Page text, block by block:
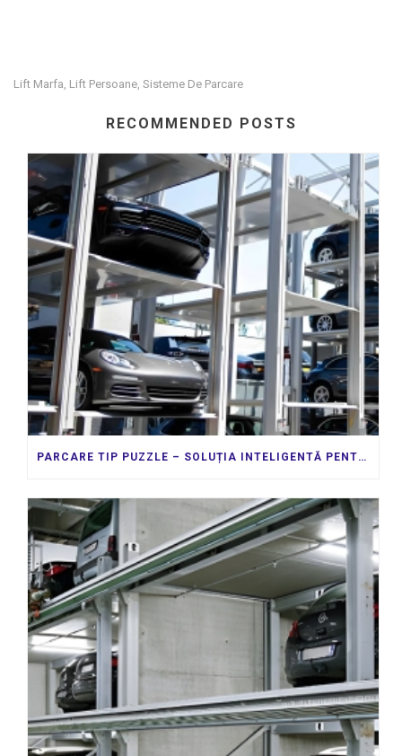
Lift Marfa, Lift Persoane, Sisteme De Parcare
RECOMMENDED POSTS
PARCARE TIP PUZZLE – SOLUȚIA INTELIGENTĂ PENTRU MAXIMIZAREA SPAȚIILOR URBANE